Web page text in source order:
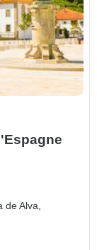
de Alva,